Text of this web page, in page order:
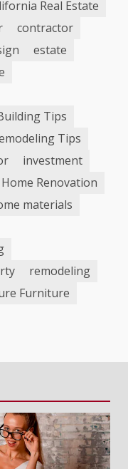
Real Estate
contractor
estate
Tips
Tips
investment
Renovation
materials
remodeling
Furniture